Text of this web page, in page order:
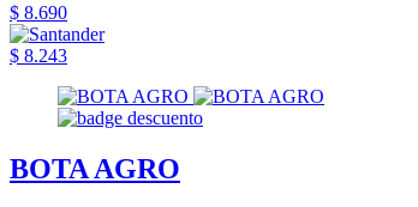
$ 8.690
$ 8.243
BOTA AGRO